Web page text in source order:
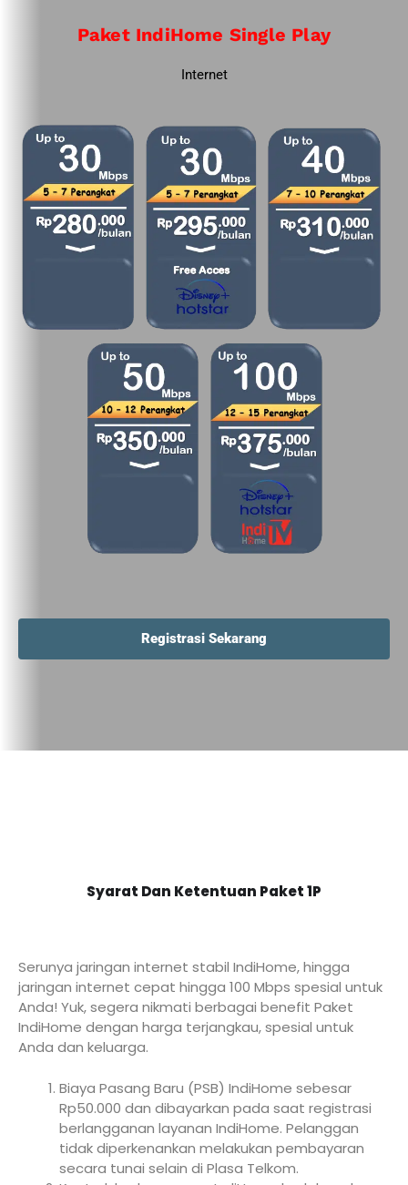
Paket IndiHome Single Play
Internet
Registrasi Sekarang
Syarat Dan Ketentuan Paket 1P
Serunya jaringan internet stabil IndiHome, hingga
jaringan internet cepat hingga 100 Mbps spesial untuk
Anda! Yuk, segera nikmati berbagai benefit Paket
IndiHome dengan harga terjangkau, spesial untuk
Anda dan keluarga.
Biaya Pasang Baru (PSB) IndiHome sebesar
Rp50.000 dan dibayarkan pada saat registrasi
berlangganan layanan IndiHome. Pelanggan
tidak diperkenankan melakukan pembayaran
secara tunai selain di Plasa Telkom.